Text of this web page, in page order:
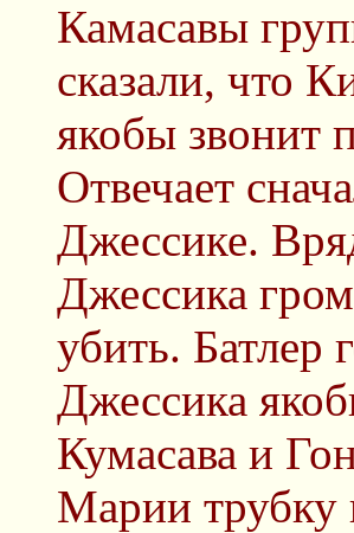
Камасавы
сказали, что
якобы звонит
Отвечает
Джессике.
Джессика
убить.
Джессика
Кумасава и
Марии трубку